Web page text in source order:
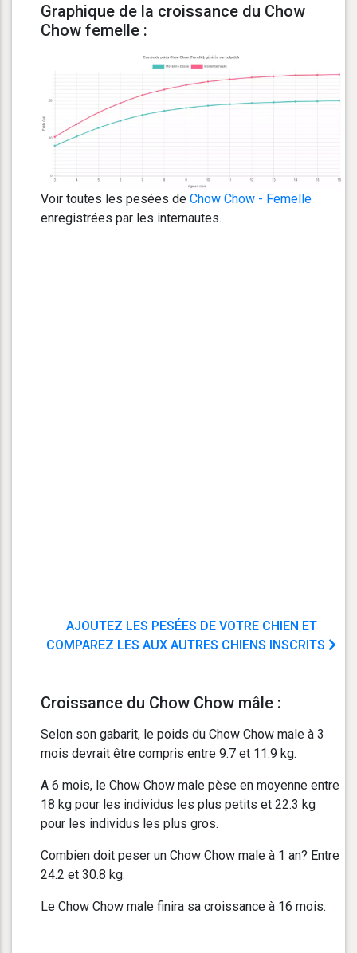
Graphique de la croissance du Chow
Chow femelle :
Voir toutes les pesées de Chow Chow - Femelle
enregistrées par les internautes.
AJOUTEZ LES PESÉES DE VOTRE CHIEN ET
COMPAREZ LES AUX AUTRES CHIENS INSCRITS
Croissance du Chow Chow mâle :
Selon son gabarit, le poids du Chow Chow male à 3
mois devrait être compris entre 9.7 et 11.9 kg.
A 6 mois, le Chow Chow male pèse en moyenne entre
18 kg pour les individus les plus petits et 22.3 kg
pour les individus les plus gros.
Combien doit peser un Chow Chow male à 1 an? Entre
24.2 et 30.8 kg.
Le Chow Chow male finira sa croissance à 16 mois.